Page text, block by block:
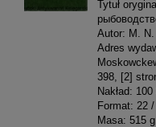
Tytuł
Autor: M.
Adres
398, [2]
Nakład: 100
Format: 22
Masa: 515 g